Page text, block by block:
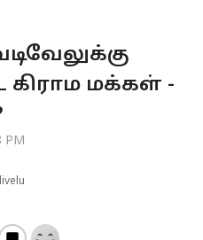
கிராம மக்கள் -
PM